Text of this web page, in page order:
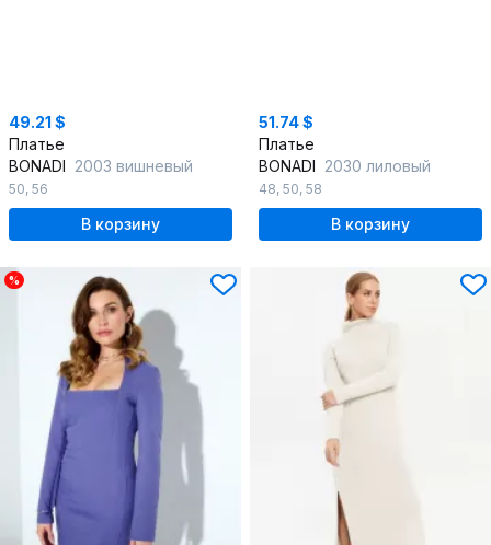
49.21 $
Платье
BONADI 2003 вишневый
50, 56
В корзину
51.74 $
Платье
BONADI 2030 лиловый
48, 50, 58
В корзину
%